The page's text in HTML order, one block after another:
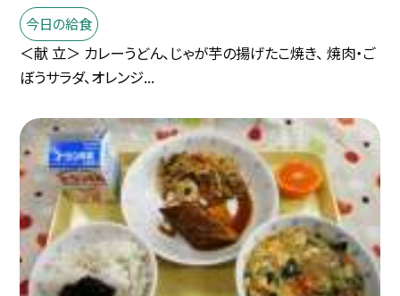
今日の給食
＜献 立＞ カレーうどん、じゃが芋の揚げたこ焼き、 焼肉・ご
ぼうサラダ、オレンジ...